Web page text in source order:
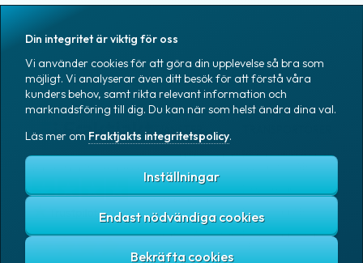
TJÄNSTER
Skicka paket & pall
Spåra paket
Hitta närmaste
ombud
Gratis TA-system
Abonnemang
Bring E-commerce
DSV Road AB
DSV Road Sweden
Din integritet är viktig för oss
Vi använder cookies för att göra din upplevelse så bra som
möjligt. Vi analyserar även ditt besök för att förstå våra
kunders behov, samt rikta relevant information och
marknadsföring till dig. Du kan när som helst ändra dina val.
Läs mer om Fraktjakts integritetspolicy.
Inställningar
Endast nödvändiga cookies